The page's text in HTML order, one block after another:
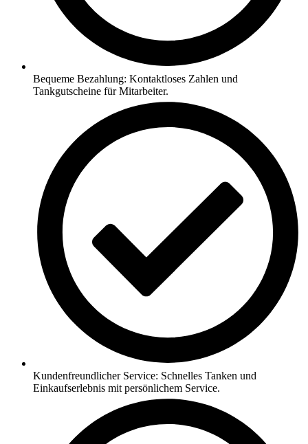
Bequeme Bezahlung: Kontaktloses Zahlen und
Tankgutscheine für Mitarbeiter.
Kundenfreundlicher Service: Schnelles Tanken und
Einkaufserlebnis mit persönlichem Service.